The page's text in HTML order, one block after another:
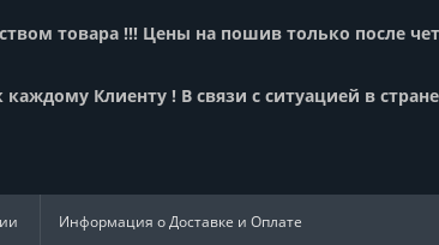
товара !!! Цены на пошив только после
Клиенту ! В связи с ситуацией в
Информация о Доставке и Оплате